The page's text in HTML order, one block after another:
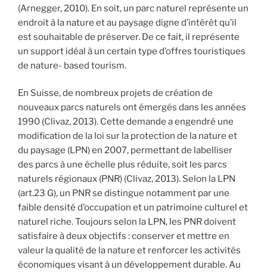
(Arnegger, 2010). En soit, un parc naturel représente un
endroit à la nature et au paysage digne d’intérêt qu’il
est souhaitable de préserver. De ce fait, il représente
un support idéal à un certain type d’offres touristiques
de nature- based tourism.
En Suisse, de nombreux projets de création de
nouveaux parcs naturels ont émergés dans les années
1990 (Clivaz, 2013). Cette demande a engendré une
modification de la loi sur la protection de la nature et
du paysage (LPN) en 2007, permettant de labelliser
des parcs à une échelle plus réduite, soit les parcs
naturels régionaux (PNR) (Clivaz, 2013). Selon la LPN
(art.23 G), un PNR se distingue notamment par une
faible densité d’occupation et un patrimoine culturel et
naturel riche. Toujours selon la LPN, les PNR doivent
satisfaire à deux objectifs : conserver et mettre en
valeur la qualité de la nature et renforcer les activités
économiques visant à un développement durable. Au